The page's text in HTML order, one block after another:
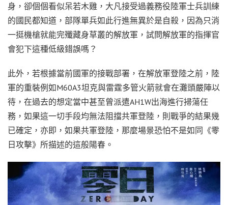
身，卻個個看似呆若木雞，大凡接受過義務役陸軍士兵訓練
的國民都知道，部隊單兵如此行進無異於是自殺，因為只消
一挺機槍就能完殲藏身草叢的解放軍，試問解放軍的指揮官
會犯下這種低級錯誤嗎？
此外，若根據當前國軍的接戰部署，在解放軍登陸之前，陸
軍的重裝例如M60A3坦克與雷霆多管火箭就會在灘頭嚴陣以
待，在過去的想定當中甚至曾派遣AH1W出海進行掃蕩任
務，如果這一切手段均無法阻擋共軍登陸，則戰爭的結果幾
已確定，亦即，如果共軍登陸，那麼場景恐怕不是如同《零
日攻擊》所描述的這般陽春。